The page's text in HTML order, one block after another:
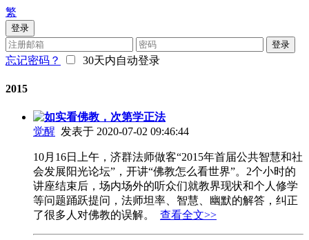
繁
登录
登录
忘记密码？ 30天内自动登录
2015
如实看佛教，次第学正法
觉醒 发表于 2020-07-02 09:46:44
10月16日上午，济群法师做客“2015年首届公共智慧和社
会发展阳光论坛”，开讲“佛教怎么看世界”。2个小时的
讲座结束后，场内场外的听众们就教界现状和个人修学
等问题踊跃提问，法师坦率、智慧、幽默的解答，纠正
了很多人对佛教的误解。 查看全文>>